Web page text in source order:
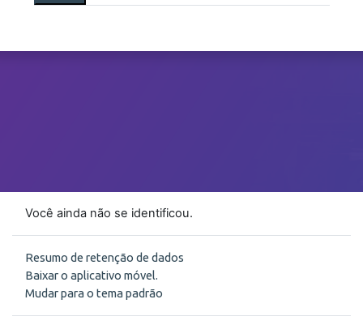
Você ainda não se identificou.
Resumo de retenção de dados
Baixar o aplicativo móvel.
Mudar para o tema padrão